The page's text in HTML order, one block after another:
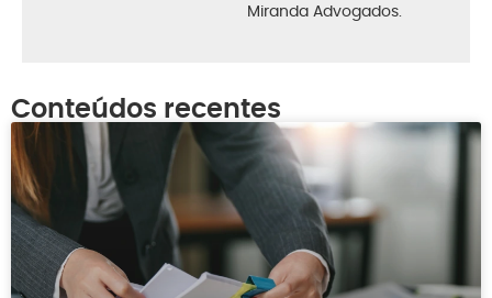
Miranda Advogados.
Conteúdos recentes